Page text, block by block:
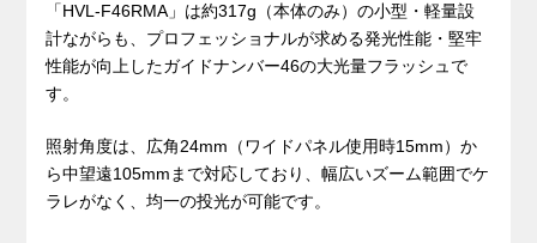
「HVL-F46RMA」は約317g（本体のみ）の小型・軽量設
計ながらも、プロフェッショナルが求める発光性能・堅牢
性能が向上したガイドナンバー46の大光量フラッシュで
す。
照射角度は、広角24mm（ワイドパネル使用時15mm）か
ら中望遠105mmまで対応しており、幅広いズーム範囲でケ
ラレがなく、均一の投光が可能です。